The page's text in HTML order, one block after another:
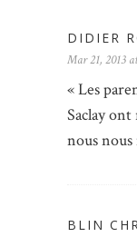
DIDIER
Mar 21, 2013
« Les
Saclay
nous nous
BLIN